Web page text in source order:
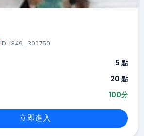
ID: i349_300750
5 點
20 點
100分
立即進入